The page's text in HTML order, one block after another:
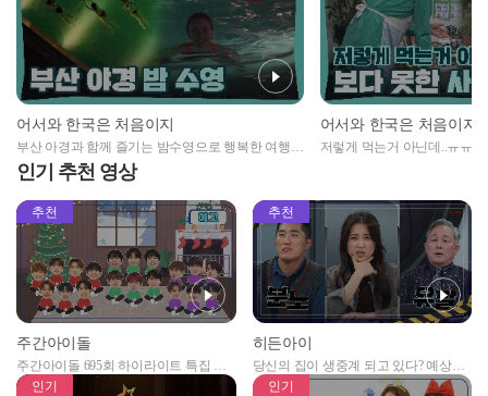
어서와 한국은 처음이지
부산 아경과 함께 즐기는 밤수영으로 행복한 여행
첫날 마무리🏊🏻‍♀️
어서와 한국은 처음이지
저렇게 먹는거 아닌데..ㅠㅠ
인기 추천 영상
추천
주간아이돌
주간아이돌 695회 하이라이트 특집 남
자아이돌편 예고
추천
히든아이
당신의 집이 생중계 되고 있다? 예상치
못한 곳에서 일어나는 불법촬영 범죄!
인기 인기